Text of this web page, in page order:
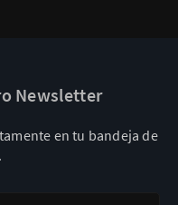
Newsletter
en tu bandeja de